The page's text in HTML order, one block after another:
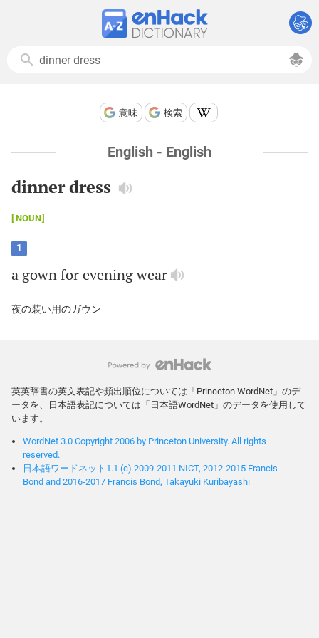
意味 検索
English - English
dinner dress
NOUN
1
a gownforeveningwear
夜の装い用のガウン
英英辞書の英文表記や頻出順位については「Princeton WordNet」のデ
ータを、日本語表記については「日本語WordNet」のデータを使用して
います。
WordNet 3.0 Copyright 2006 by Princeton University. All rights
reserved.
日本語ワードネット1.1 (c) 2009-2011 NICT, 2012-2015 Francis
Bond and 2016-2017 Francis Bond, Takayuki Kuribayashi